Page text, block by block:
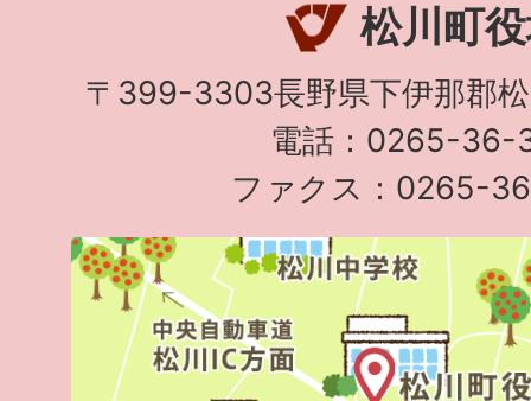
松川町
〒399-3303長野県下伊那郡
電話：0265-36-
ファクス：0265-